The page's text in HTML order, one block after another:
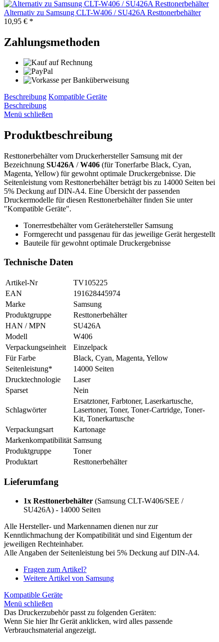
Alternativ zu Samsung CLT-W406 / SU426A Resttonerbehälter
10,95 € *
Zahlungsmethoden
Beschreibung Kompatible Geräte
Beschreibung
Menü schließen
Produktbeschreibung
Resttonerbehälter vom Druckerhersteller Samsung mit der
Bezeichnung SU426A /W406 (für Tonerfarbe Black, Cyan,
Magenta, Yellow) für gewohnt optimale Druckergebnisse. Die
Seitenleistung vom Resttonerbehälter beträgt bis zu 14000 Seiten bei
5% Deckung auf DIN-A4. Eine Übersicht der passenden
Druckermodelle für diesen Resttonerbehälter finden Sie unter
"Kompatible Geräte".
Tonerrestbehälter vom Gerätehersteller Samsung
Formgerecht und passgenau für das jeweilige Gerät hergestellt
Bauteile für gewohnt optimale Druckergebnisse
Technische Daten
Artikel-Nr
TV105225
EAN
191628445974
Marke
Samsung
Produktgruppe
Resttonerbehälter
HAN / MPN
SU426A
Modell
W406
Verpackungseinheit
Einzelpack
Für Farbe
Black, Cyan, Magenta, Yellow
Seitenleistung*
14000 Seiten
Drucktechnologie
Laser
Sparset
Nein
Schlagwörter
Ersatztoner, Farbtoner, Laserkartusche,
Lasertoner, Toner, Toner-Cartridge, Toner-
Kit, Tonerkartusche
Verpackungsart
Kartonage
Markenkompatibilität Samsung
Produktgruppe
Toner
Produktart
Resttonerbehälter
Lieferumfang
1x Resttonerbehälter (Samsung CLT-W406/SEE /
SU426A) - 14000 Seiten
Alle Hersteller- und Markennamen dienen nur zur
Kenntlichmachung der Kompatibilität und sind Eigentum der
jeweiligen Rechteinhaber.
Alle Angaben der Seitenleistung bei 5% Deckung auf DIN-A4.
Fragen zum Artikel?
Weitere Artikel von Samsung
Kompatible Geräte
Menü schließen
Das Druckerzubehör passt zu folgenden Geräten:
Wenn Sie hier Ihr Gerät anklicken, wird alles passende
Verbrauchsmaterial angezeigt.